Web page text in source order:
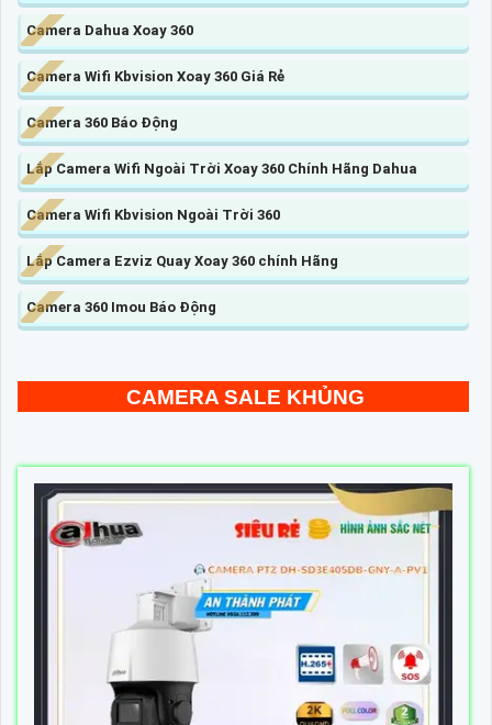
Camera Dahua Xoay 360
Camera Wifi Kbvision Xoay 360 Giá Rẻ
Camera 360 Báo Động
Lắp Camera Wifi Ngoài Trời Xoay 360 Chính Hãng Dahua
Camera Wifi Kbvision Ngoài Trời 360
Lắp Camera Ezviz Quay Xoay 360 chính Hãng
Camera 360 Imou Báo Động
CAMERA SALE KHỦNG